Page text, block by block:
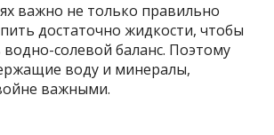
важно не только правильно
достаточно жидкости, чтобы
солевой баланс. Поэтому
воду и минералы,
важными.